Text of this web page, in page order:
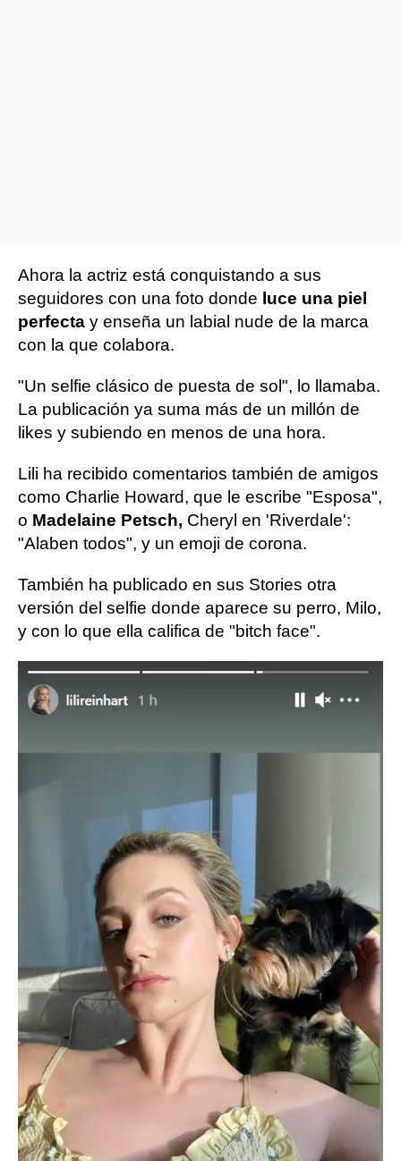
Ahora la actriz está conquistando a sus
seguidores con una foto donde luce una piel
perfecta y enseña un labial nude de la marca
con la que colabora.
"Un selfie clásico de puesta de sol", lo llamaba.
La publicación ya suma más de un millón de
likes y subiendo en menos de una hora.
Lili ha recibido comentarios también de amigos
como Charlie Howard, que le escribe "Esposa",
o Madelaine Petsch, Cheryl en 'Riverdale':
"Alaben todos", y un emoji de corona.
También ha publicado en sus Stories otra
versión del selfie donde aparece su perro, Milo,
y con lo que ella califica de "bitch face".